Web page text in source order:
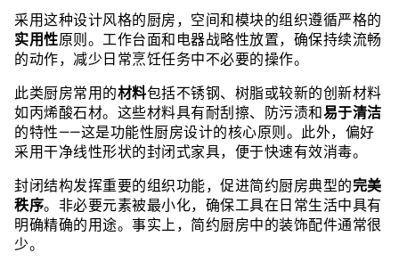
采用这种设计风格的厨房，空间和模块的组织遵循严格的
实用性原则。工作台面和电器战略性放置，确保持续流畅
的动作，减少日常烹饪任务中不必要的操作。
此类厨房常用的材料包括不锈钢、树脂或较新的创新材料
如丙烯酸石材。这些材料具有耐刮擦、防污渍和易于清洁
的特性——这是功能性厨房设计的核心原则。此外，偏好
采用干净线性形状的封闭式家具，便于快速有效消毒。
封闭结构发挥重要的组织功能，促进简约厨房典型的完美
秩序。非必要元素被最小化，确保工具在日常生活中具有
明确精确的用途。事实上，简约厨房中的装饰配件通常很
少。